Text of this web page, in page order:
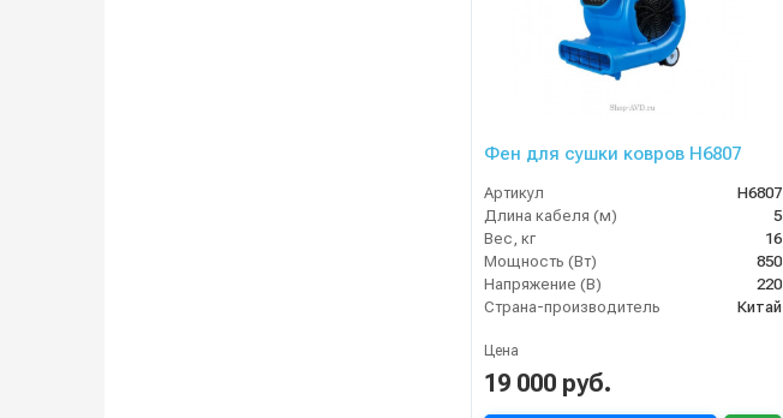
Фен для сушки ковров H6807
Артикул
H6807
Длина кабеля (м)
5
Вес, кг
16
Мощность (Вт)
850
Напряжение (В)
220
Страна-производитель
Китай
Цена
19 000 руб.